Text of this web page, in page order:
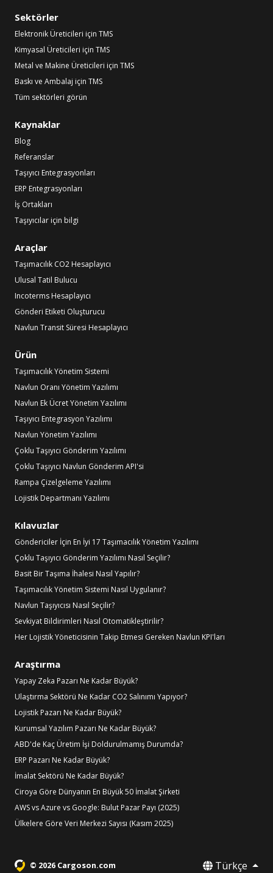
Sektörler
Elektronik Üreticileri için TMS
Kimyasal Üreticileri için TMS
Metal ve Makine Üreticileri için TMS
Baskı ve Ambalaj için TMS
Tüm sektörleri görün
Kaynaklar
Blog
Referanslar
Taşıyıcı Entegrasyonları
ERP Entegrasyonları
İş Ortakları
Taşıyıcılar için bilgi
Araçlar
Taşımacılık CO2 Hesaplayıcı
Ulusal Tatil Bulucu
Incoterms Hesaplayıcı
Gönderi Etiketi Oluşturucu
Navlun Transit Süresi Hesaplayıcı
Ürün
Taşımacılık Yönetim Sistemi
Navlun Oranı Yönetim Yazılımı
Navlun Ek Ücret Yönetim Yazılımı
Taşıyıcı Entegrasyon Yazılımı
Navlun Yönetim Yazılımı
Çoklu Taşıyıcı Gönderim Yazılımı
Çoklu Taşıyıcı Navlun Gönderim API'si
Rampa Çizelgeleme Yazılımı
Lojistik Departmanı Yazılımı
Kılavuzlar
Göndericiler İçin En İyi 17 Taşımacılık Yönetim Yazılımı
Çoklu Taşıyıcı Gönderim Yazılımı Nasıl Seçilir?
Basit Bir Taşıma İhalesi Nasıl Yapılır?
Taşımacılık Yönetim Sistemi Nasıl Uygulanır?
Navlun Taşıyıcısı Nasıl Seçilir?
Sevkiyat Bildirimleri Nasıl Otomatikleştirilir?
Her Lojistik Yöneticisinin Takip Etmesi Gereken Navlun KPI'ları
Araştırma
Yapay Zeka Pazarı Ne Kadar Büyük?
Ulaştırma Sektörü Ne Kadar CO2 Salınımı Yapıyor?
Lojistik Pazarı Ne Kadar Büyük?
Kurumsal Yazılım Pazarı Ne Kadar Büyük?
ABD'de Kaç Üretim İşi Doldurulmamış Durumda?
ERP Pazarı Ne Kadar Büyük?
İmalat Sektörü Ne Kadar Büyük?
Ciroya Göre Dünyanın En Büyük 50 İmalat Şirketi
AWS vs Azure vs Google: Bulut Pazar Payı (2025)
Ülkelere Göre Veri Merkezi Sayısı (Kasım 2025)
© 2026 Cargoson.com Türkçe